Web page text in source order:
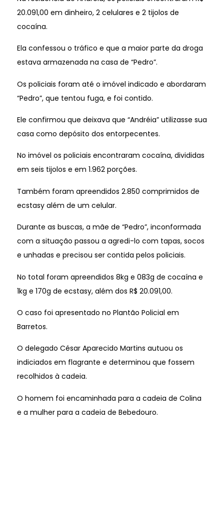
20.091,00 em dinheiro, 2 celulares e 2 tijolos de
cocaína.
Ela confessou o tráfico e que a maior parte da droga
estava armazenada na casa de “Pedro”.
Os policiais foram até o imóvel indicado e abordaram
“Pedro”, que tentou fuga, e foi contido.
Ele confirmou que deixava que “Andréia” utilizasse sua
casa como depósito dos entorpecentes.
No imóvel os policiais encontraram cocaína, divididas
em seis tijolos e em 1.962 porções.
Também foram apreendidos 2.850 comprimidos de
ecstasy além de um celular.
Durante as buscas, a mãe de “Pedro”, inconformada
com a situação passou a agredi-lo com tapas, socos
e unhadas e precisou ser contida pelos policiais.
No total foram apreendidos 8kg e 083g de cocaína e
1kg e 170g de ecstasy, além dos R$ 20.091,00.
O caso foi apresentado no Plantão Policial em
Barretos.
O delegado César Aparecido Martins autuou os
indiciados em flagrante e determinou que fossem
recolhidos à cadeia.
O homem foi encaminhada para a cadeia de Colina
e a mulher para a cadeia de Bebedouro.